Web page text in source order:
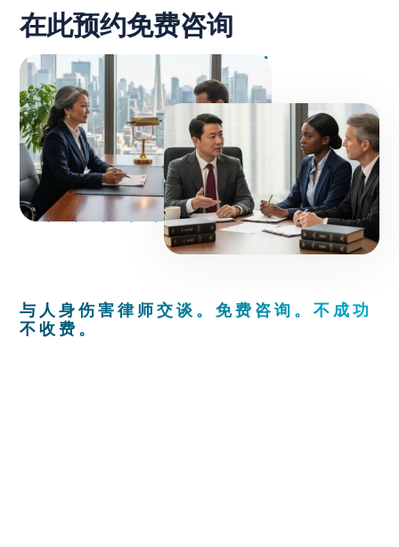
在此预约免费咨询
与人身伤害律师交谈。免费咨询。不成功
不收费。